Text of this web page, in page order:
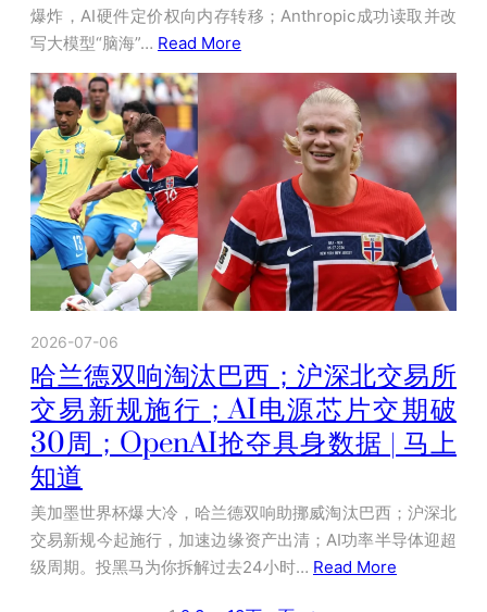
爆炸，AI硬件定价权向内存转移；Anthropic成功读取并改
写大模型“脑海”… Read More
2026-07-06
哈兰德双响淘汰巴西；沪深北交易所
交易新规施行；AI电源芯片交期破
30周；OpenAI抢夺具身数据 | 马上
知道
美加墨世界杯爆大冷，哈兰德双响助挪威淘汰巴西；沪深北
交易新规今起施行，加速边缘资产出清；AI功率半导体迎超
级周期。投黑马为你拆解过去24小时… Read More